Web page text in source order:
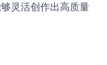
灵活创作出高质量